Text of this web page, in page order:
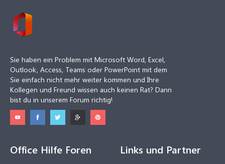
Sie haben ein Problem mit Microsoft Word, Excel,
Outlook, Access, Teams oder PowerPoint mit dem
Sie einfach nicht mehr weiter kommen und Ihre
Kollegen und Freund wissen auch keinen Rat? Dann
bist du in unserem Forum richtig!
Office Hilfe Foren Links und Partner